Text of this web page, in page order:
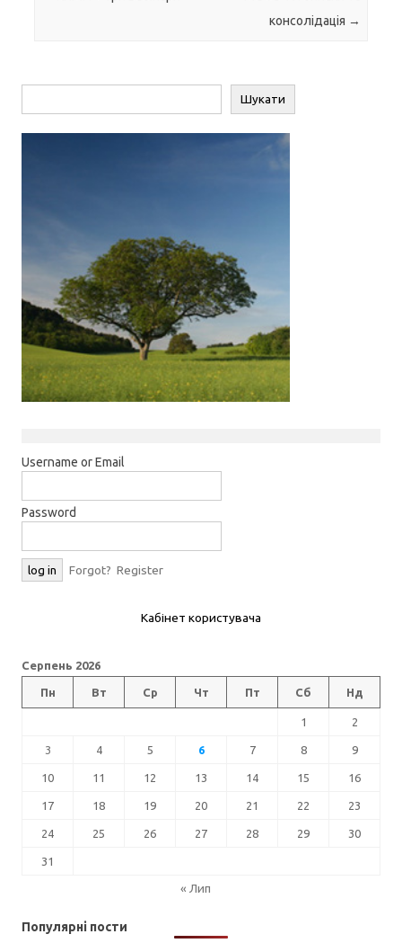
консолідація →
Шукати
Username or Email
Password
Forgot? Register
Кабінет користувача
Серпень 2026
Пн Вт Ср Чт Пт Сб Нд
1 2
3 4 5 6 7 8 9
10 11 12 13 14 15 16
17 18 19 20 21 22 23
24 25 26 27 28 29 30
31
« Лип
Популярні пости